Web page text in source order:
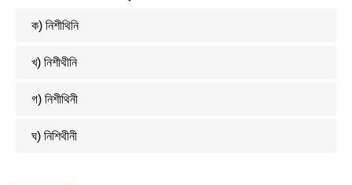
ক) নিশীথিনি
খ) নিশীথীনি
গ) নিশীথিনী
ঘ) নিশিথীনী